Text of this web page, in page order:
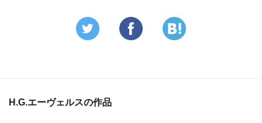
H.G.エーヴェルスの作品